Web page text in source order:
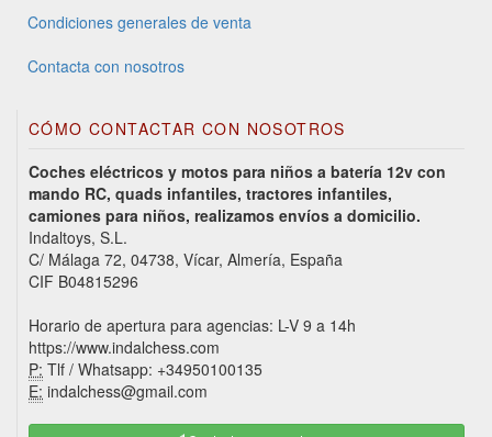
Condiciones generales de venta
Contacta con nosotros
CÓMO CONTACTAR CON NOSOTROS
Coches eléctricos y motos para niños a batería 12v con
mando RC, quads infantiles, tractores infantiles,
camiones para niños, realizamos envíos a domicilio.
Indaltoys, S.L.
C/ Málaga 72, 04738, Vícar, Almería, España
CIF B04815296
Horario de apertura para agencias: L-V 9 a 14h
https://www.indalchess.com
P: Tlf / Whatsapp: +34950100135
E: indalchess@gmail.com